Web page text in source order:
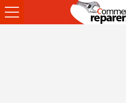
Ouvrir
le